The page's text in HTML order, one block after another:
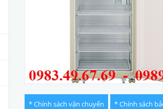
* Chính sách vận chuyển * Chính sách